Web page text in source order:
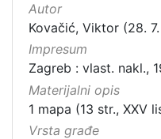
Autor
Kovačić, Viktor (28. 7.
Impresum
Zagreb : vlast. nakl.,
Materijalni opis
1 mapa (13 str., XXV
Vrsta građe